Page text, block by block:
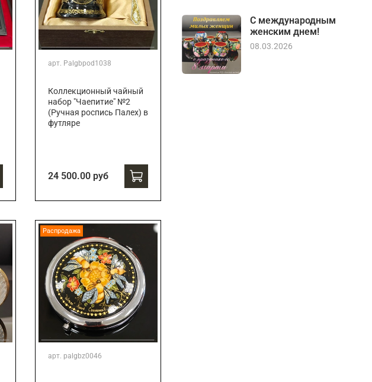
арт. Palgbpod1038
Коллекционный чайный
набор "Чаепитие" №2
(Ручная роспись Палех) в
футляре
24 500.00 руб
Распродажа
арт. palgbz0046
С международным
женским днем!
08.03.2026